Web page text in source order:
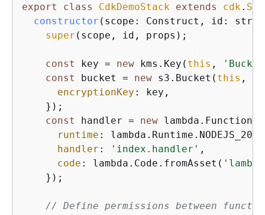
export class CdkDemoStack extends cdk .
constructor ( scope: Construct, id:
super (scope, id, props);
const key = new kms.Key( this ,
const
bucket = new s3.Bucket( this ,
encryptionKey : key,
    });
const
handler = new lambda.Function(
runtime :
handler : 'index.handler' ,
code : lambda.Code.fromAsset(
    });
// Define permissions between